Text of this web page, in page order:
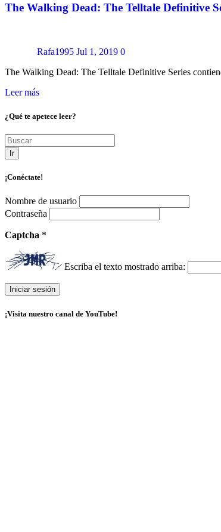
The Walking Dead: The Telltale Definitive
Rafa1995 Jul 1, 2019 0
The Walking Dead: The Telltale Definitive Series
Leer más
¿Qué te apetece leer?
Ir
¡Conéctate!
Nombre de usuario
Contraseña
Captcha *
Escriba el texto mostrado arriba:
¡Visita nuestro canal de YouTube!